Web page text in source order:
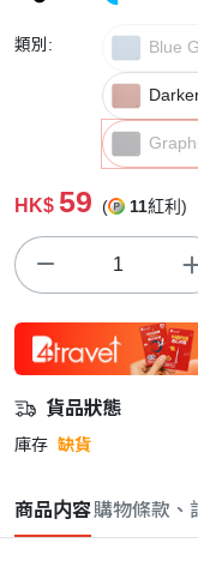
類別: Blue
HK$ 59 ( 11紅利)
貨品狀態
庫存 缺貨
商品内容購物條款、